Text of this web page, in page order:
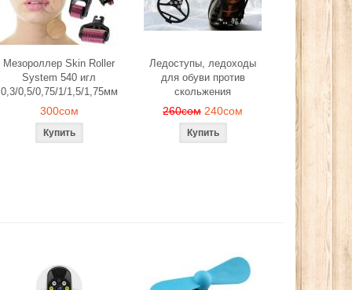
лепестков
Эспандер фитнес резинка
тренажер (средняя нагрузка)
Ледоступы,
обуви против
Мезороллер Skin Roller
System 540 игл
0,3/0,5/0,75/1/1,5/1,75мм
300сом
Ледоступы, ледоходы
для обуви против
скольжения
260сом 240сом